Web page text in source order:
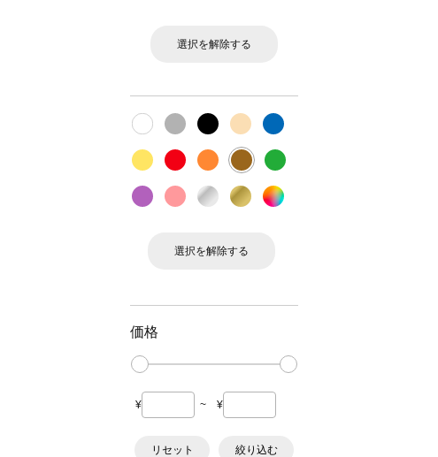
選択を解除する
選択を解除する
価格
¥ ~ ¥
リセット 絞り込む